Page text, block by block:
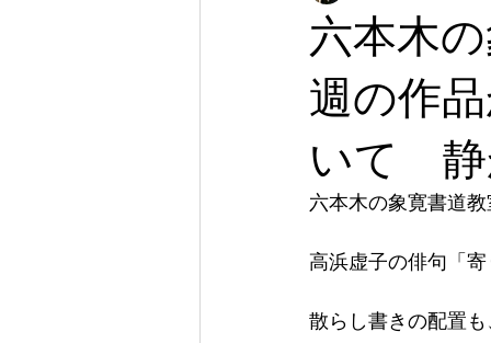
六本木
週の作
いて 静
六本木の象寛書道
高浜虚子の俳句「
散らし書きの配置